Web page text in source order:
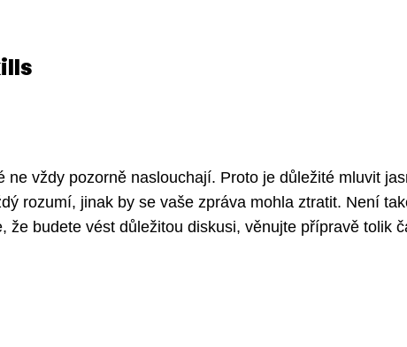
ne vždy pozorně naslouchají. Proto je důležité mluvit
rozumí, jinak by se vaše zpráva mohla ztratit. Není
že budete vést důležitou diskusi, věnujte přípravě tolik